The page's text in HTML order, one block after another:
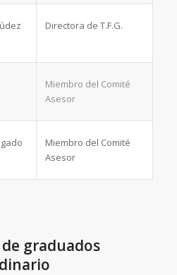
Directora de T.F.G.
Miembro del Comité
Asesor
Miembro del Comité
Asesor
graduados